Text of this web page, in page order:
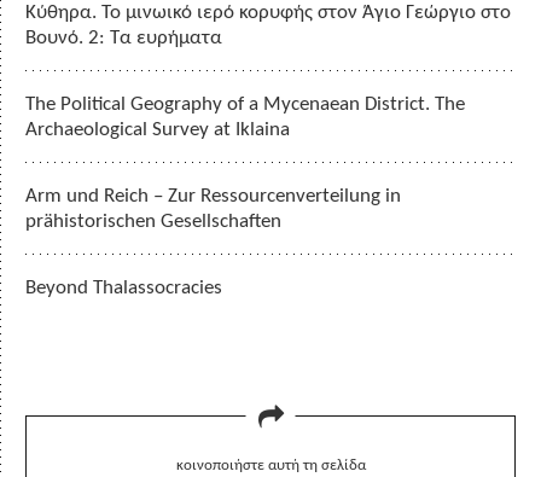
Κύθηρα. Το μινωικό ιερό κορυφής στον Άγιο Γεώργιο στο
Βουνό. 2: Τα ευρήματα
The Political Geography of a Mycenaean District. The
Archaeological Survey at Iklaina
Arm und Reich – Zur Ressourcenverteilung in
prähistorischen Gesellschaften
Beyond Thalassocracies
κοινοποιήστε αυτή τη σελίδα